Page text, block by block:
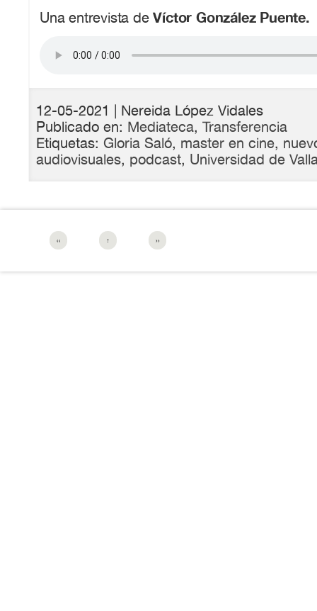
Una entrevista deVíctor González Puente.
12-05-2021 | Nereida López Vidales
Publicado en: Mediateca, Transferencia
Etiquetas: Gloria Saló, master en cine,
audiovisuales, podcast, Universidad de
‹‹ ↑ ››